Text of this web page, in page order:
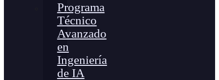
Programa
Técnico
Avanzado
en
Ingeniería
de IA